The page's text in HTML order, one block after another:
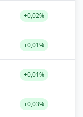
+0,02%
+0,01%
+0,01%
+0,03%